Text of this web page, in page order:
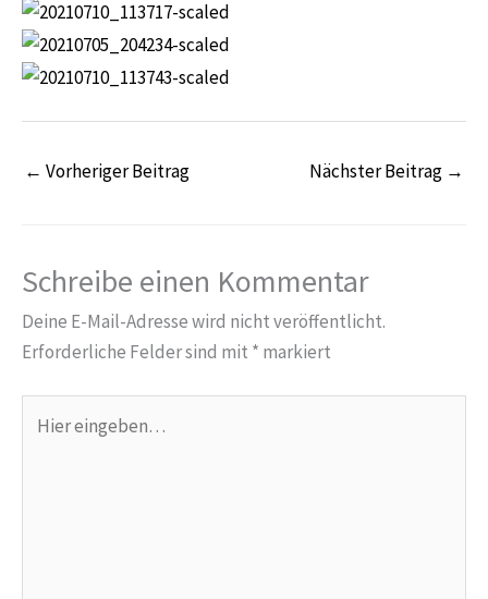
← Vorheriger Beitrag Nächster Beitrag →
Schreibe einen Kommentar
Deine E-Mail-Adresse wird nicht veröffentlicht.
Erforderliche Felder sind mit * markiert
eingeben…